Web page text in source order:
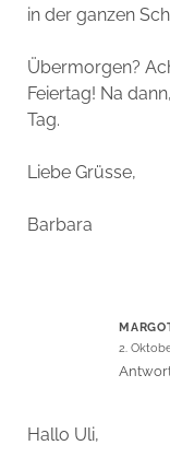
in der ganzen
Übermorgen?
Feiertag! Na
Tag.
Liebe Grüsse,
Barbara
2.
Hallo Uli,